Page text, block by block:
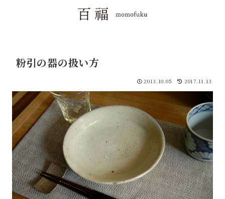
粉引の器の扱い方
2013.10.05 2017.11.13